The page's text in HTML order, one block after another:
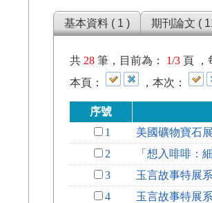
基本資料 ( 1 ) 期刊論文 (
共 28筆，目前為： 1/3頁 ，
本頁：
，本次：
序號
1
美國礦物寶石
2
「想入啡啡：
3
玉言故事特展
4
玉言故事特展